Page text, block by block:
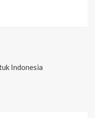
Indonesia